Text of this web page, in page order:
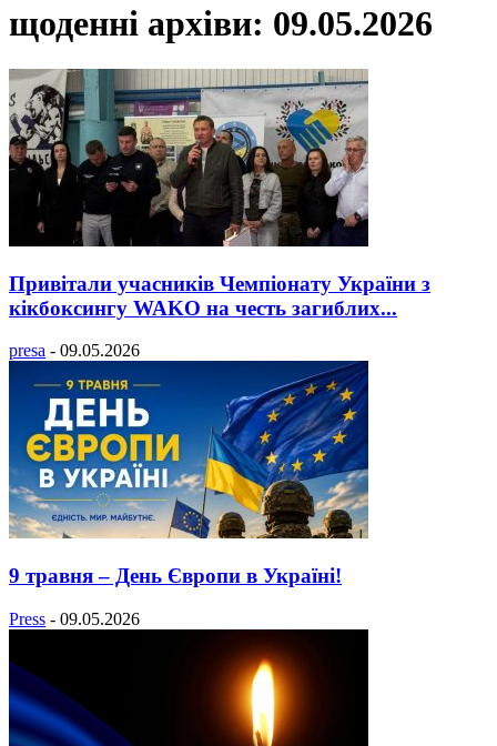
щоденні архіви: 09.05.2026
Привітали учасників Чемпіонату України з
кікбоксингу WAKO на честь загиблих...
presa - 09.05.2026
9 травня – День Європи в Україні!
Press - 09.05.2026